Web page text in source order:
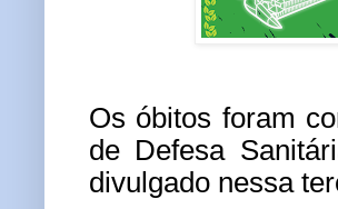
Os óbitos foram
de Defesa
divulgado nessa